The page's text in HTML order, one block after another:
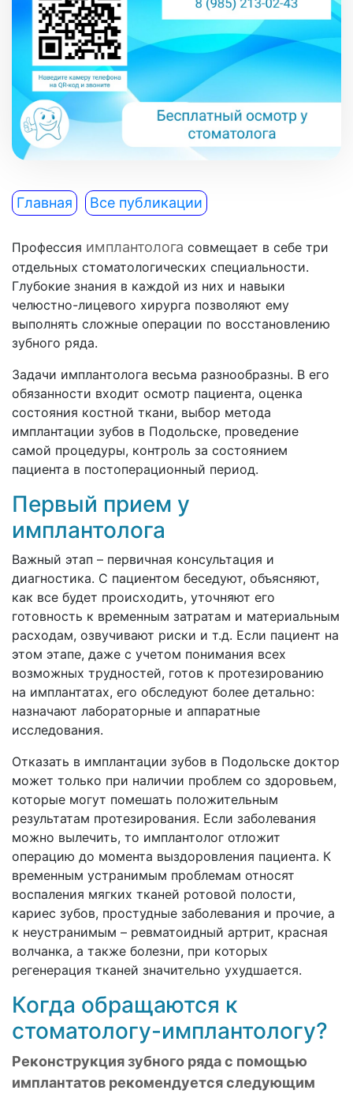
Главная Все публикации
Профессия имплантолога совмещает в себе три
отдельных стоматологических специальности.
Глубокие знания в каждой из них и навыки
челюстно-лицевого хирурга позволяют ему
выполнять сложные операции по восстановлению
зубного ряда.
Задачи имплантолога весьма разнообразны. В его
обязанности входит осмотр пациента, оценка
состояния костной ткани, выбор метода
имплантации зубов в Подольске, проведение
самой процедуры, контроль за состоянием
пациента в постоперационный период.
Первый прием у
имплантолога
Важный этап – первичная консультация и
диагностика. С пациентом беседуют, объясняют,
как все будет происходить, уточняют его
готовность к временным затратам и материальным
расходам, озвучивают риски и т.д. Если пациент на
этом этапе, даже с учетом понимания всех
возможных трудностей, готов к протезированию
на имплантатах, его обследуют более детально:
назначают лабораторные и аппаратные
исследования.
Отказать в имплантации зубов в Подольске доктор
может только при наличии проблем со здоровьем,
которые могут помешать положительным
результатам протезирования. Если заболевания
можно вылечить, то имплантолог отложит
операцию до момента выздоровления пациента. К
временным устранимым проблемам относят
воспаления мягких тканей ротовой полости,
кариес зубов, простудные заболевания и прочие, а
к неустранимым – ревматоидный артрит, красная
волчанка, а также болезни, при которых
регенерация тканей значительно ухудшается.
Когда обращаются к
стоматологу-имплантологу?
Реконструкция зубного ряда с помощью
имплантатов рекомендуется следующим